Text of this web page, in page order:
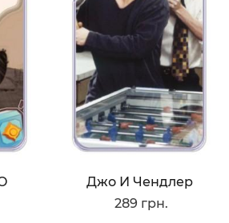
Джо И Чендлер
289 грн.